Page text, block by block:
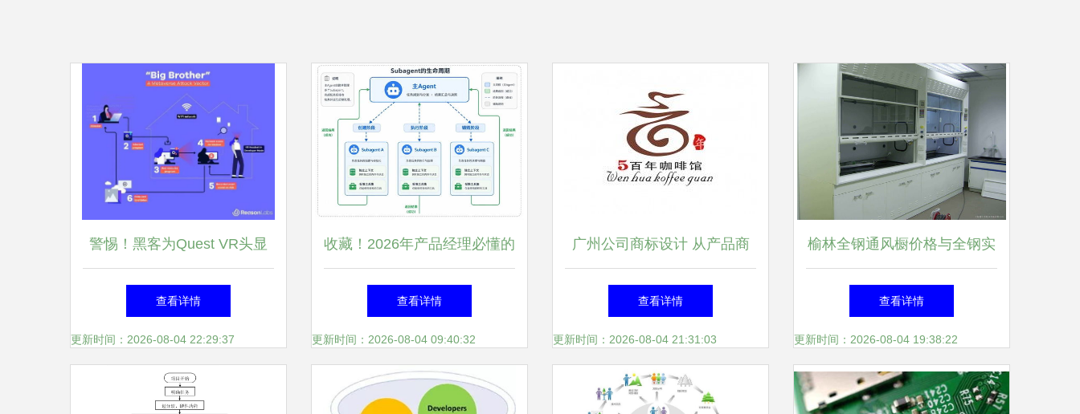
警惕！黑客为Quest VR头显
开发恶意软件，暗中录制用户
屏幕
查看详情
更新时间：2026-08-04 22:29:37
收藏！2026年产品经理必懂的
10大AI新概念，轻松跟开发对
上话
查看详情
更新时间：2026-08-04 09:40:32
广州公司商标设计 从产品商
标到品牌符号的专业服务
查看详情
更新时间：2026-08-04 21:31:03
榆林全钢通风橱价格与全钢实
验台厂家设计服务解析
查看详情
更新时间：2026-08-04 19:38:22